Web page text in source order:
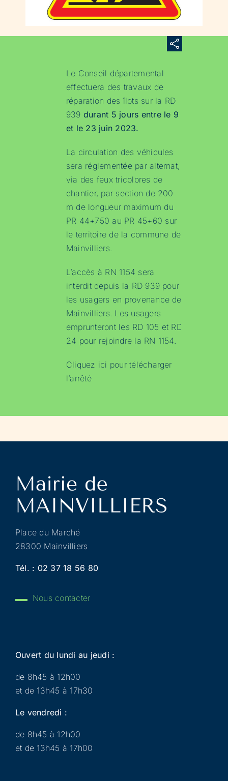
Le Conseil départemental
effectuera des travaux de
réparation des îlots sur la RD
939 durant 5 jours entre le 9
et le 23 juin 2023.
La circulation des véhicules
sera réglementée par alternat,
via des feux tricolores de
chantier, par section de 200
m de longueur maximum du
PR 44+750 au PR 45+60 sur
le territoire de la commune de
Mainvilliers.
L’accès à RN 1154 sera
interdit depuis la RD 939 pour
les usagers en provenance de
Mainvilliers. Les usagers
emprunteront les RD 105 et RD
24 pour rejoindre la RN 1154.
Cliquez ici pour télécharger
l’arrêté
Place du Marché
28300 Mainvilliers
Tél. : 02 37 18 56 80
Nous contacter
Ouvert du lundi au jeudi :
de 8h45 à 12h00
et de 13h45 à 17h30
Le vendredi :
de 8h45 à 12h00
et de 13h45 à 17h00